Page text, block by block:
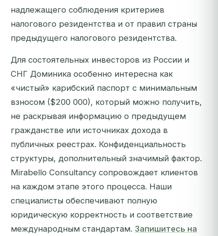
надлежащего соблюдения критериев
налогового резидентства и от правил страны
предыдущего налогового резидентства.
Для состоятельных инвесторов из России и
СНГ Доминика особенно интересна как
«чистый» карибский паспорт с минимальным
взносом ($200 000), который можно получить,
не раскрывая информацию о предыдущем
гражданстве или источниках дохода в
публичных реестрах. Конфиденциальность
структуры, дополнительный значимый фактор.
Mirabello Consultancy сопровождает клиентов
на каждом этапе этого процесса. Наши
специалисты обеспечивают полную
юридическую корректность и соответствие
международным стандартам. Запишитесь на